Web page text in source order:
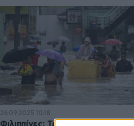
26·09·2025 10:18
Φιλιππίνες: Τρεις νεκροί μετά το